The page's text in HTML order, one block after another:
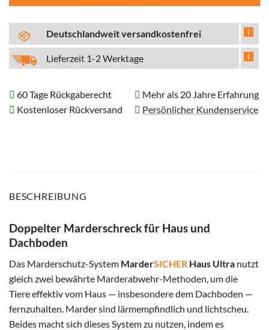
Deutschlandweit versandkostenfrei i
Lieferzeit 1-2 Werktage i
60 Tage Rückgaberecht
Kostenloser Rückversand
Mehr als 20 Jahre Erfahrung
Persönlicher Kundenservice
BESCHREIBUNG
Doppelter Marderschreck für Haus und
Dachboden
Das Marderschutz-System MarderSICHER Haus Ultra nutzt
gleich zwei bewährte Marderabwehr-Methoden, um die
Tiere effektiv vom Haus — insbesondere dem Dachboden —
fernzuhalten. Marder sind lärmempfindlich und lichtscheu.
Beides macht sich dieses System zu nutzen, indem es